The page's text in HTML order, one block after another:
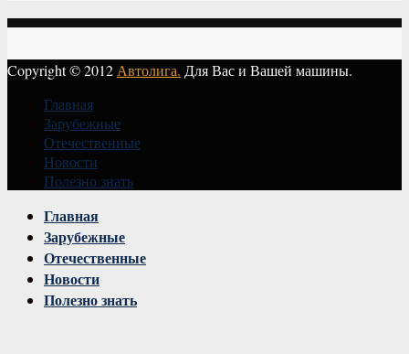
Copyright © 2012 Автолига. Для Вас и Вашей машины.
Главная
Зарубежные
Отечественные
Новости
Полезно знать
Главная
Зарубежные
Отечественные
Новости
Полезно знать